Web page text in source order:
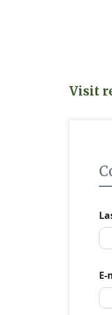
Visit
E-